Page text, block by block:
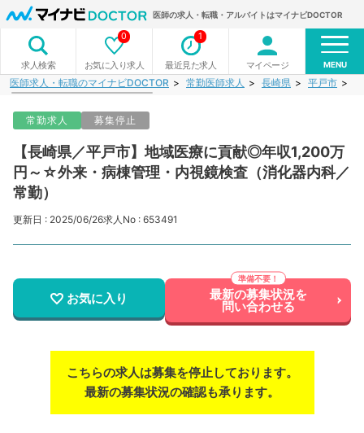
医師の求人・転職・アルバイトはマイナビDOCTOR
求人検索 お気に入り求人
0
最近見た求人
1
マイページ MENU
医師求人・転職のマイナビDOCTOR 常勤医師求人 長崎県 平戸市
常勤求人 募集停止
【長崎県／平戸市】地域医療に貢献◎年収1,200万
円～☆外来・病棟管理・内視鏡検査（消化器内科／
常勤）
更新日 : 2025/06/26求人No : 653491
お気に入り 最新の募集状況を
問い合わせる
こちらの求人は募集を停止しております。
最新の募集状況の確認も承ります。